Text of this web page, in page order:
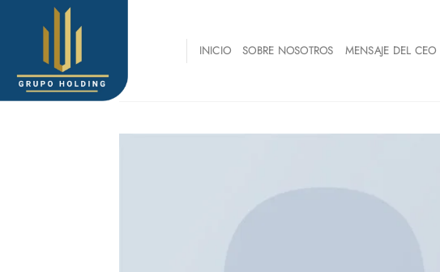
INICIO SOBRE NOSOTROS MENSAJE DEL CEO